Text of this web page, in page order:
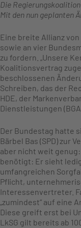
Die
Mit den nun geplanten
Eine breite Allianz
sowie an vier
zu fordern. „Unsere
Koalitionsvertrag
beschlossenen
Schreiben, das der
HDE, der
Dienstleistungen
Der Bundestag hatte
Bärbel Bas (SPD) zur
aber nicht weit
benötigt: Er sieht
umfangreichen
Pflicht,
Interessenvertreter.
„zumindest“ auf eine
Diese greift erst bei
LkSG gilt bereits ab